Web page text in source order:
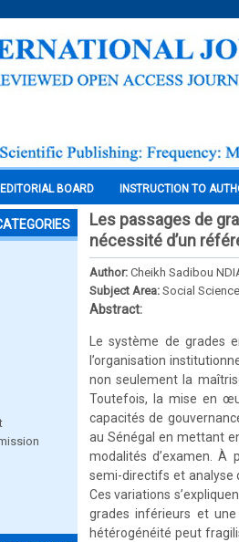
EDITORIAL BOARD INSTRUCTION TO
Les passages de
nécessité d’un
Author: Cheikh Sadibou
Subject Area: Social
Abstract:
Le système de grades
l’organisation
non seulement la
Toutefois, la mise en
capacités de
au Sénégal en mettant
modalités d’examen. À
semi-directifs et analyse
Ces variations
grades inférieurs et une
hétérogénéité peut